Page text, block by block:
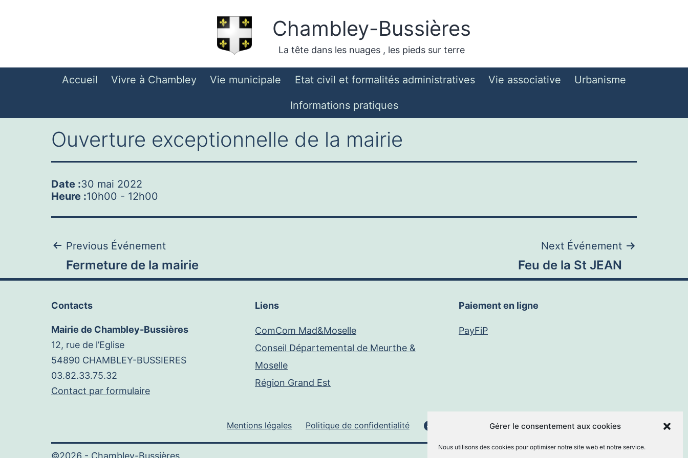
Gérer le consentement aux cookies
Nous utilisons des cookies pour optimiser notre site web et notre service.
Chambley-Bussières
La tête dans les nuages , les pieds sur terre
Accueil Vivre à Chambley Vie municipale Etat civil et formalités administratives Vie associative Urbanisme
Informations pratiques
Ouverture exceptionnelle de la mairie
Date :30 mai 2022
Heure :10h00 - 12h00
Navigation
de
l’article
Previous Événement
Fermeture de la mairie
Next Événement
Feu de la St JEAN
Contacts
Mairie de Chambley-Bussières
12, rue de l’Eglise
54890 CHAMBLEY-BUSSIERES
03.82.33.75.32
Contact par formulaire
Liens
ComCom Mad&Moselle
Conseil Départemental de Meurthe &
Moselle
Région Grand Est
Paiement en ligne
PayFiP
Mentions légales Politique de confidentialité
mail
©2026 - Chambley-Bussières